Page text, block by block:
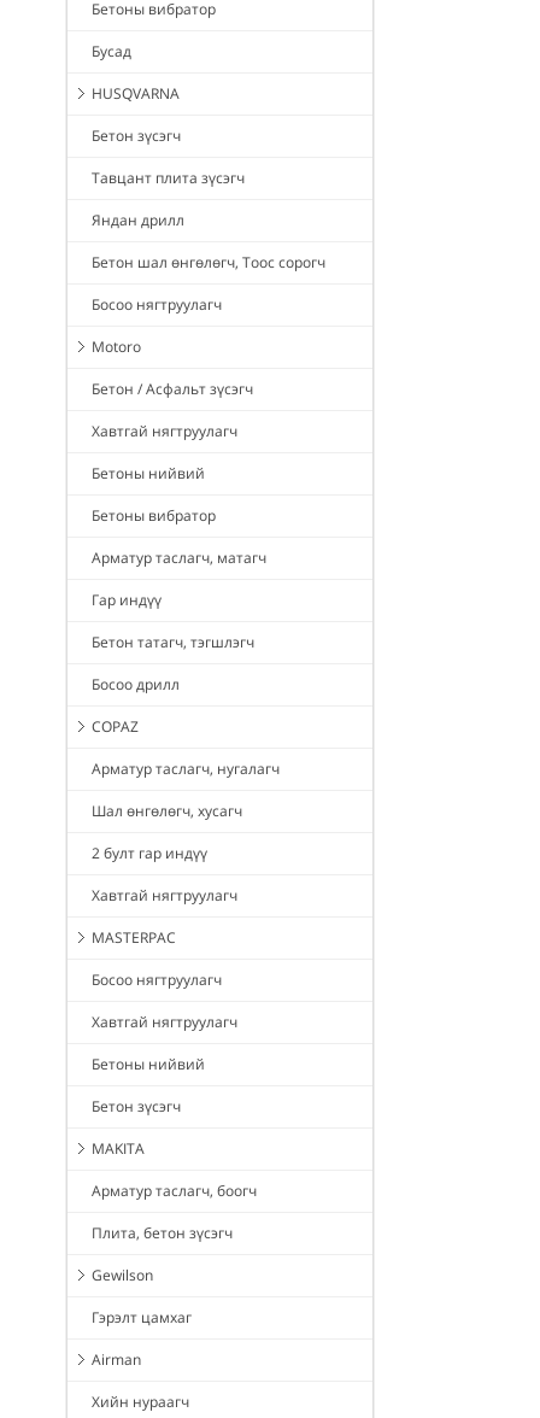
Бетоны вибратор
Бусад
HUSQVARNA
Бетон зүсэгч
Тавцант плита зүсэгч
Яндан дрилл
Бетон шал өнгөлөгч, Тоос сорогч
Босоо нягтруулагч
Motoro
Бетон / Асфальт зүсэгч
Хавтгай нягтруулагч
Бетоны нийвий
Бетоны вибратор
Арматур таслагч, матагч
Гар индүү
Бетон татагч, тэгшлэгч
Босоо дрилл
COPAZ
Арматур таслагч, нугалагч
Шал өнгөлөгч, хусагч
2 булт гар индүү
Хавтгай нягтруулагч
MASTERPAC
Босоо нягтруулагч
Хавтгай нягтруулагч
Бетоны нийвий
Бетон зүсэгч
MAKITA
Арматур таслагч, боогч
Плита, бетон зүсэгч
Gewilson
Гэрэлт цамхаг
Airman
Хийн нураагч